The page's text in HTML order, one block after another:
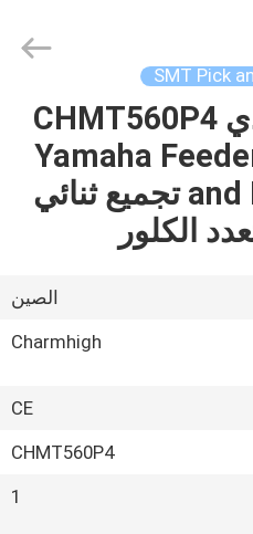
4 رؤوس 60 مغذي CHMT560P4
Yamaha
and Place Machine تجميع ثنائي
الكلور
الصين
Charmhigh
CE
CHMT560P4
1